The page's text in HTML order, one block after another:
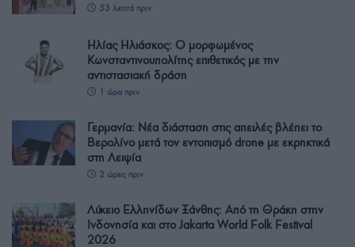
53 λεπτά πριν
Ηλίας Ηλιάσκος: Ο μορφωμένος
Κωνσταντινουπολίτης επιθετικός με την
αντιστασιακή δράση
1 ώρα πριν
Γερμανία: Νέα διάσταση στις απειλές βλέπει το
Βερολίνο μετά τον εντοπισμό drone με εκρηκτικά
στη Λειψία
2 ώρες πριν
Λύκειο Ελληνίδων Ξάνθης: Από τη Θράκη στην
Ινδονησία και στο Jakarta World Folk Festival
2026